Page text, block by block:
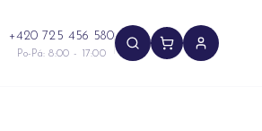
+420 725 456 580
Po-Pá: 8:00 - 17:00